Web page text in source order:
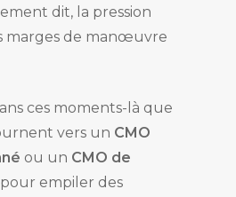
dit, la pression
marges de manœuvre
ces moments-là que
vers un CMO
ou un CMO de
pour empiler des